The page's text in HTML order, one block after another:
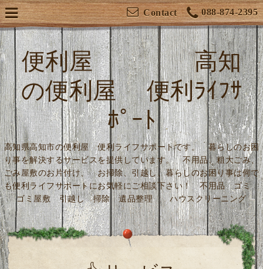
088-874-2395
Contact
便利屋 高知
の便利屋 便利ﾗｲﾌｻ
ﾎﾟｰﾄ
高知県高知市の便利屋 便利ライフサポートです。 暮らしのお困
り事を解決するサービスを提供しています。 不用品、粗大ごみ、
ごみ屋敷のお片付け、 お掃除、引越し、暮らしのお困り事は何で
も便利ライフサポートにお気軽にご相談下さい！ 不用品 ゴミ
ゴミ屋敷 引越し 掃除 遺品整理 ハウスクリーニング